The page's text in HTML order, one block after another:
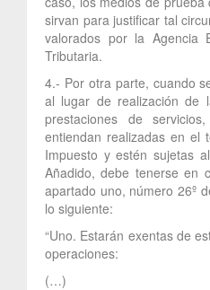
sirvan para justificar tal
valorados por la Agencia
Tributaria.
4.- Por otra parte, cuando
al lugar de realización de
prestaciones de
entiendan realizadas en el
Impuesto y estén sujetas
Añadido, debe tenerse en
apartado uno, número 26º
lo siguiente:
“Uno. Estarán exentas de
operaciones:
(…)